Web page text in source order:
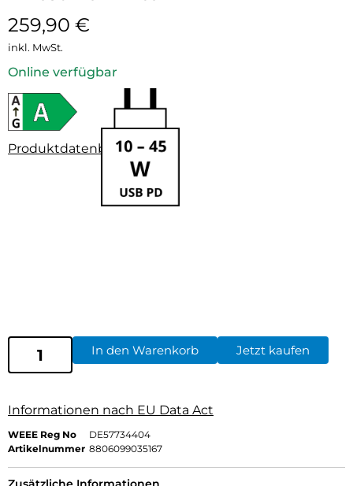
259,90 €
inkl. MwSt.
Online verfügbar
Produktdatenblatt